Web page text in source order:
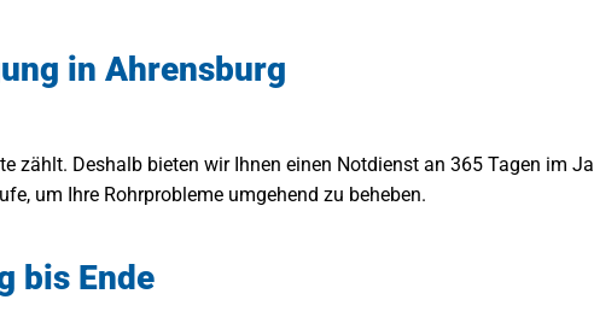
in Ahrensburg
zählt. Deshalb bieten wir Ihnen einen Notdienst an 365 Tagen im
um Ihre Rohrprobleme umgehend zu beheben.
bis Ende